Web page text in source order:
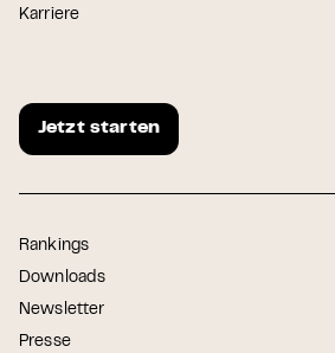
Karriere
Jetzt starten
Rankings
Downloads
Newsletter
Presse